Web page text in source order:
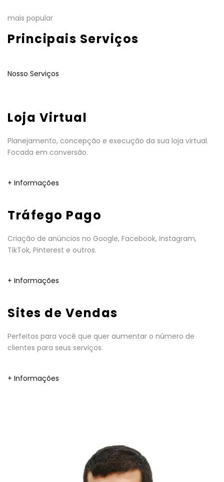
mais popular
Principais Serviços
Nosso Serviços
Loja Virtual
Planejamento, concepção e execução da sua loja virtual.
Focada em conversão.
+ Informações
Tráfego Pago
Criação de anúncios no Google, Facebook, Instagram,
TikTok, Pinterest e outros.
+ Informações
Sites de Vendas
Perfeitos para você que quer aumentar o número de
clientes para seus serviços.
+ Informações